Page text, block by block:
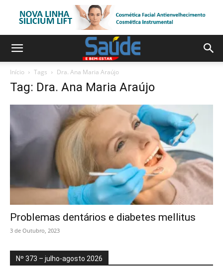
Início Tags Dra. Ana Maria Araújo
Tag: Dra. Ana Maria Araújo
Problemas dentários e diabetes mellitus
3 de Outubro, 2023
Nº 373 – julho-agosto 2026